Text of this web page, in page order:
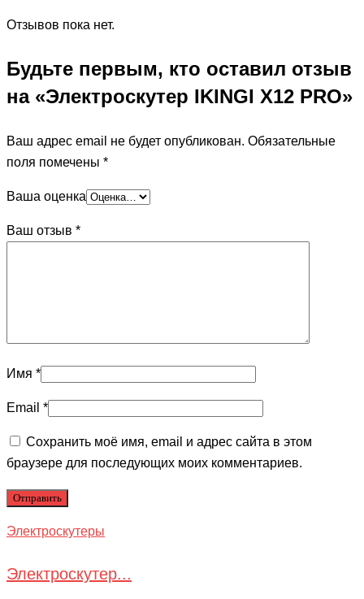
Отзывов пока нет.
Будьте первым, кто оставил отзыв
на «Электроскутер IKINGI X12 PRO»
Ваш адрес email не будет опубликован. Обязательные
поля помечены *
Ваша оценка
Ваш отзыв *
Имя *
Email *
Сохранить моё имя, email и адрес сайта в этом
браузере для последующих моих комментариев.
Электроскутеры
Электроскутер...